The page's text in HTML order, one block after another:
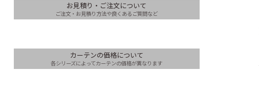
お見積り・ご注文について
ご注文・お見積り方法や良くあるご質問など
カーテンの価格について
各シリーズによってカーテンの価格が異なります